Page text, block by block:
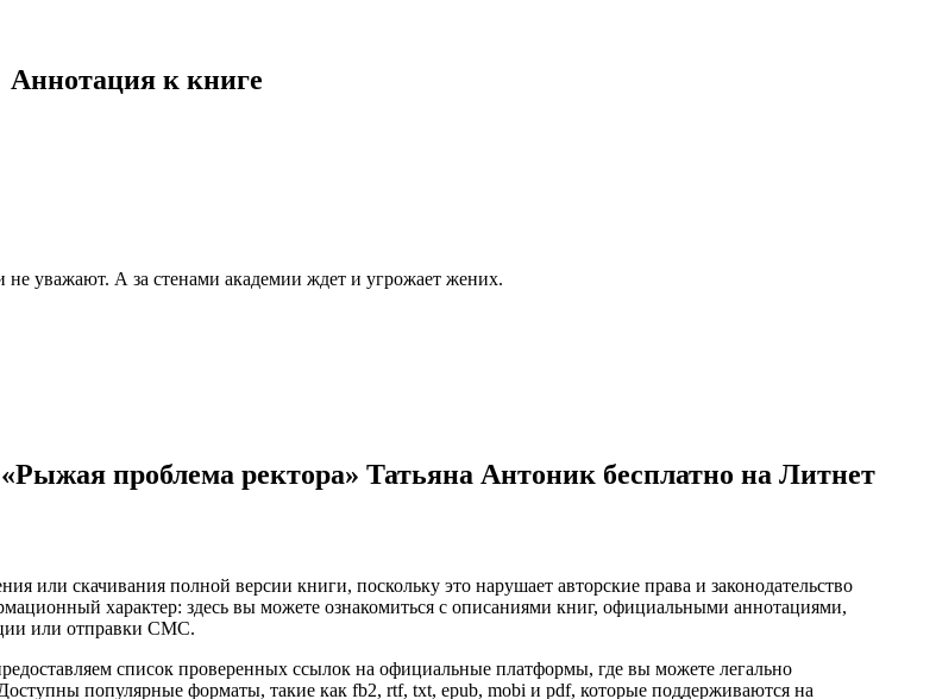
Аннотация к книге
не уважают. А за стенами академии ждет и угрожает жених.
проблема ректора» Татьяна Антоник бесплатно на Литнет
или скачивания полной версии книги, поскольку это нарушает авторские права и законодательство
характер: здесь вы можете ознакомиться с описаниями книг, официальными аннотациями,
или отправки СМС.
список проверенных ссылок на официальные платформы, где вы можете легально
популярные форматы, такие как fb2, rtf, txt, epub, mobi и pdf, которые поддерживаются на